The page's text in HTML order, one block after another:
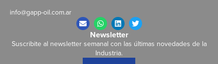
info@gapp-oil.com.ar
Newsletter
Suscribite al newsletter semanal con las últimas novedades de la
Industria.